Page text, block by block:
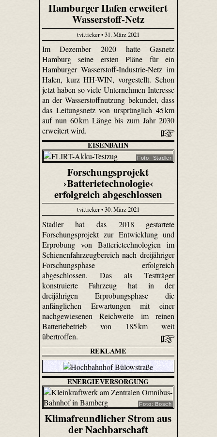
Hamburger Hafen erweitert
Wasserstoff-Netz
tvi.ticker • 31. März 2021
Im Dezember 2020 hatte Gasnetz
Hamburg seine ersten Pläne für ein
Hamburger Wasserstoff-Industrie-Netz im
Hafen, kurz HH-WIN, vorgestellt. Schon
jetzt haben so viele Unternehmen Interesse
an der Wasserstoffnutzung bekundet, dass
das Leitungsnetz von ursprünglich 45 km
auf nun 60 km Länge bis zum Jahr 2030
erweitert wird.
EISENBAHN
Foto: Stadler
Forschungsprojekt
›Batterietechnologie‹
erfolgreich abgeschlossen
tvi.ticker • 30. März 2021
Stadler hat das 2018 gestartete
Forschungsprojekt zur Entwicklung und
Erprobung von Batterietechnologien im
Schienenfahrzeugbereich nach dreijähriger
Forschungsphase erfolgreich
abgeschlossen. Das als Testträger
konstruierte Fahrzeug hat in der
dreijährigen Erprobungsphase die
anfänglichen Erwartungen mit einer
nachgewiesenen Reichweite im reinen
Batteriebetrieb von 185 km weit
übertroffen.
REKLAME
ENERGIEVERSORGUNG
Foto: Bosch
Klimafreundlicher Strom aus
der Nachbarschaft